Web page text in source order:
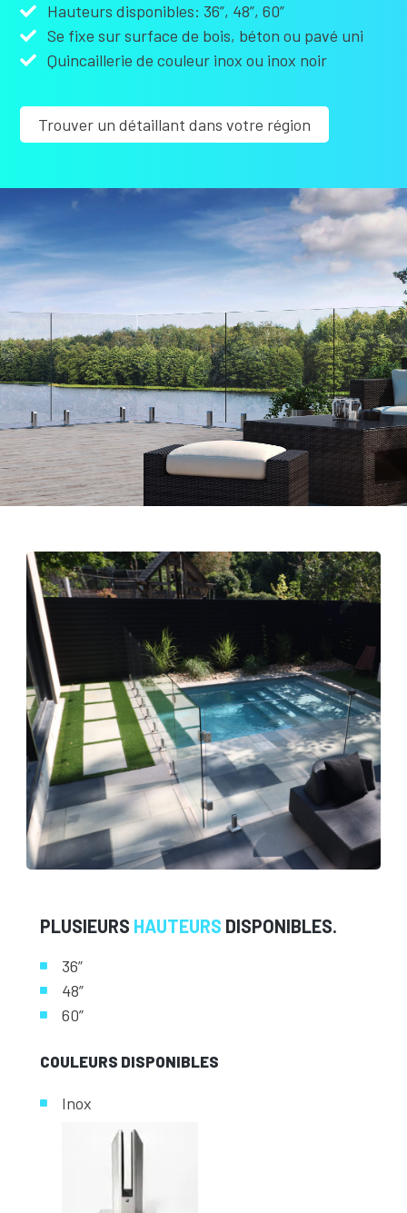
Hauteurs disponibles: 36”, 48”, 60”
Se fixe sur surface de bois, béton ou pavé uni
Quincaillerie de couleur inox ou inox noir
Trouver un détaillant dans votre région
PLUSIEURS HAUTEURS DISPONIBLES.
36”
48”
60”
COULEURS DISPONIBLES
Inox